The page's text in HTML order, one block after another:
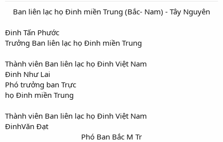
Ban liên lạc họ Đinh miền Trung (Bắc- Nam) - Tây Nguyên​
Đinh Tấn Phước
Trưởng Ban liên lạc họ Đinh miền Trung
Thành viên Ban liên lạc họ Đinh Việt Nam
Đinh Như Lai
Phó trưởng ban Trực
họ Đinh miền Trung
Thành viên Ban liên lạc họ Đinh Việt Nam
ĐinhVăn Đạt
Phó Ban Bắc M Tr​